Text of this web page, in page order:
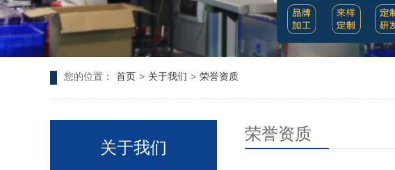
您的位置： 首页 > 关于我们 > 荣誉资质
关于我们
荣誉资质